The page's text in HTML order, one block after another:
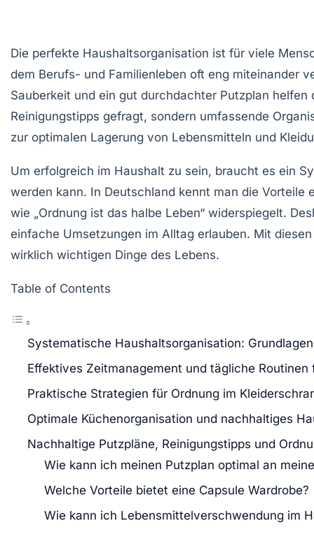
Die perfekte Haushaltsorganisation ist für viele
dem Berufs- und Familienleben oft eng miteinander
Sauberkeit und ein gut durchdachter Putzplan
Reinigungstipps gefragt, sondern umfassende
zur optimalen Lagerung von Lebensmitteln und
Um erfolgreich im Haushalt zu sein, braucht es ein
werden kann. In Deutschland kennt man die
wie „Ordnung ist das halbe Leben“ widerspiegelt.
einfache Umsetzungen im Alltag erlauben. Mit
wirklich wichtigen Dinge des Lebens.
Table of Contents
Systematische Haushaltsorganisation:
Effektives Zeitmanagement und tägliche
Praktische Strategien für Ordnung im
Optimale Küchenorganisation und nachhaltiges
Nachhaltige Putzpläne, Reinigungstipps und
Wie kann ich meinen Putzplan optimal an
Welche Vorteile bietet eine Capsule Wardrobe?
Wie kann ich Lebensmittelverschwendung im